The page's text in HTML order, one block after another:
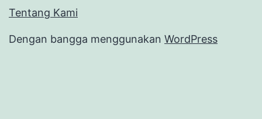
Tentang Kami
Dengan bangga menggunakan WordPress